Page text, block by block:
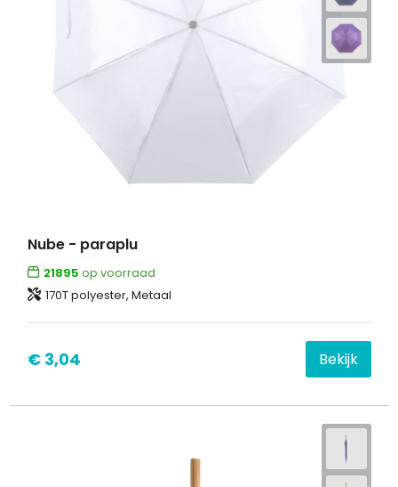
Nube - paraplu
21895 op voorraad
170T polyester, Metaal
€ 3,04 Bekijk